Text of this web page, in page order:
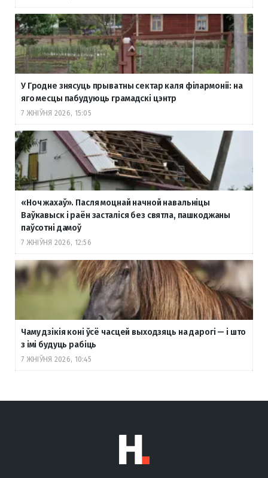
У Гродне знясуць прыватны сектар каля філармоніі: на
яго месцы пабудуюць грамадскі цэнтр
7 ЖНІЎНЯ 2026, 15:05
«Ноч жахаў». Пасля моцнай начной навальніцы
Ваўкавыск і раён засталіся без святла, пашкоджаны
паўсотні дамоў
7 ЖНІЎНЯ 2026, 12:56
Чаму дзікія коні ўсё часцей выходзяць на дарогі — і што
з імі будуць рабіць
7 ЖНІЎНЯ 2026, 10:45